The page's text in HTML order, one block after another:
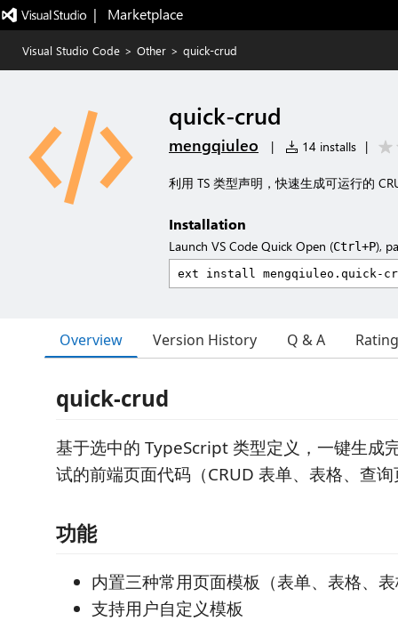
|   Marketplace
Visual Studio Code > Other > quick-crud
quick-crud
mengqiuleo | 14 installs |
利用 TS 类型声明，快速生成可运行的
Installation
Launch VS Code Quick Open (Ctrl+P),
Overview Version History Q & A
quick-crud
基于选中的 TypeScript 类型定义，一键生成
试的前端页面代码（CRUD 表单、表格、查
功能
内置三种常用页面模板（表单、表格、
支持用户自定义模板